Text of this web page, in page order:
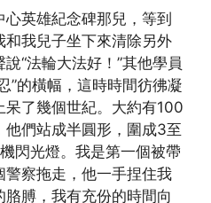
英雄紀念碑那兒，等到
我兒子坐下來清除另外
“法輪大法好！”其他學員
”的橫幅，這時時間彷彿凝
呆了幾個世紀。大約有100
們站成半圓形，圍成3至
閃光燈。我是第一個被帶
察拖走，他一手捏住我
膊，我有充份的時間向